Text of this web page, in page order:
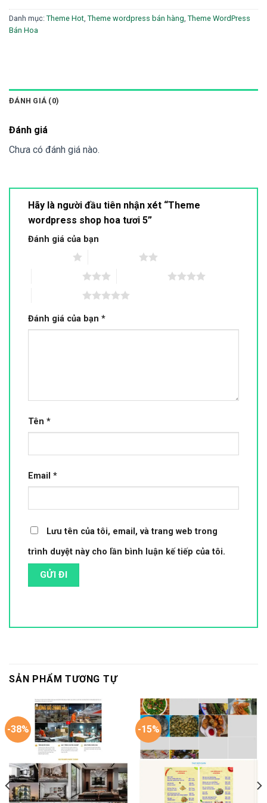
Danh mục: Theme Hot, Theme wordpress bán hàng, Theme WordPress
Bán Hoa
ĐÁNH GIÁ (0)
Đánh giá
Chưa có đánh giá nào.
Hãy là người đầu tiên nhận xét “Theme
wordpress shop hoa tươi 5”
Đánh giá của bạn
Đánh giá của bạn *
Tên *
Email *
Lưu tên của tôi, email, và trang web trong
trình duyệt này cho lần bình luận kế tiếp của tôi.
SẢN PHẨM TƯƠNG TỰ
-38% -15%